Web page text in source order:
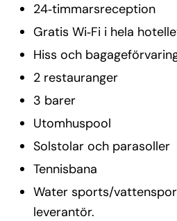
24‑timmarsreception
Gratis Wi‑Fi i hela
Hiss och
2 restauranger
3 barer
Utomhuspool
Solstolar och parasoller
Tennisbana
Water sports/
leverantör.